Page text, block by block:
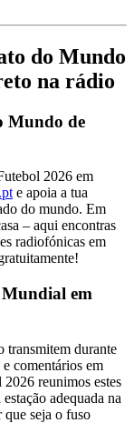
do Mundo
na rádio
Mundo de
2026 em
e apoia a tua
do mundo. Em
– aqui encontras
radiofónicas em
Mundial em
transmitem durante
comentários em
reunimos estes
adequada na
que seja o fuso